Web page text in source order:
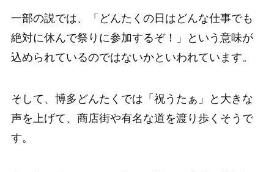
一部の説では、「どんたくの日はどんな仕事でも
絶対に休んで祭りに参加するぞ！」という意味が
込められているのではないかといわれています。
そして、博多どんたくでは「祝うたぁ」と大きな
声を上げて、商店街や有名な道を渡り歩くそうで
す。